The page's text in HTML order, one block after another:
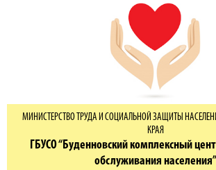
МИНИСТЕРСТВО ТРУДА И СОЦИАЛЬНОЙ ЗАЩИТЫ
КРАЯ
ГБУСО “Буденновский комплексный
обслуживания населения”